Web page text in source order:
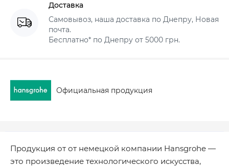
Доставка
Самовывоз, наша доставка по Днепру, Новая
почта.
Бесплатно* по Днепру от 5000 грн.
Официальная продукция
Продукция от от немецкой компании Hansgrohe —
это произведение технологического искусства,